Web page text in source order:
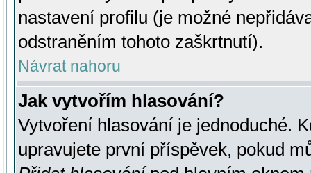
nastavení profilu (je možné
odstraněním tohoto zaškrtnutí).
Návrat nahoru
Jak vytvořím hlasování?
Vytvoření hlasování je jednoduché.
upravujete první příspěvek, pokud